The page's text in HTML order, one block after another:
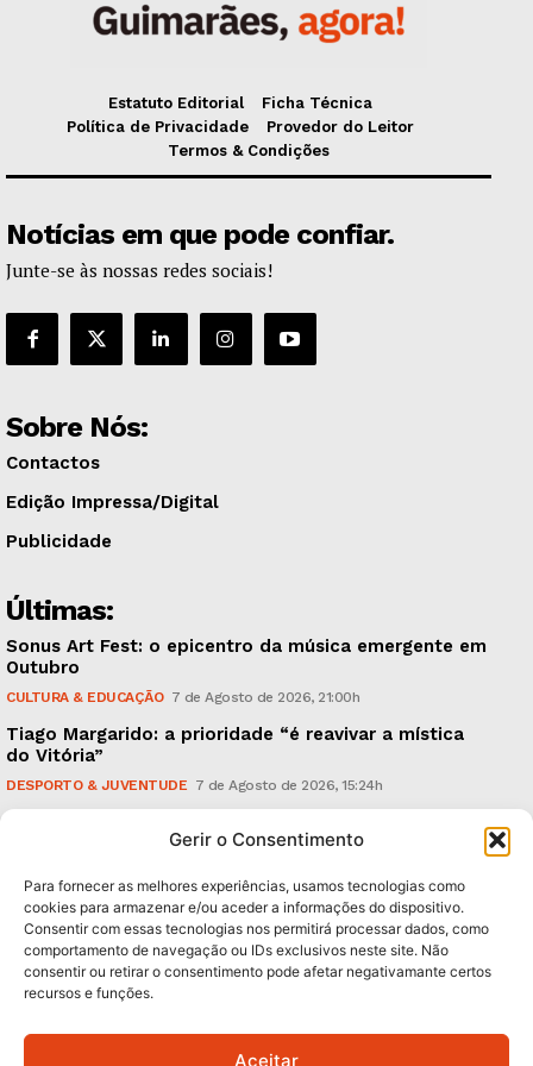
Gerir o Consentimento
Para fornecer as melhores experiências, usamos tecnologias como
cookies para armazenar e/ou aceder a informações do dispositivo.
Consentir com essas tecnologias nos permitirá processar dados, como
comportamento de navegação ou IDs exclusivos neste site. Não
consentir ou retirar o consentimento pode afetar negativamante certos
recursos e funções.
Aceitar
Estatuto Editorial
Ficha Técnica
Política de Privacidade
Provedor do Leitor
Termos & Condições
Notícias em que pode confiar.
Junte-se às nossas redes sociais!
Sobre Nós:
Contactos
Edição Impressa/Digital
Publicidade
Últimas:
Sonus Art Fest: o epicentro da música emergente em
Outubro
CULTURA & EDUCAÇÃO 7 de Agosto de 2026, 21:00h
Tiago Margarido: a prioridade “é reavivar a mística
do Vitória”
DESPORTO & JUVENTUDE 7 de Agosto de 2026, 15:24h
caudais e antecipa situações de risco
Subscreva Newsletter: